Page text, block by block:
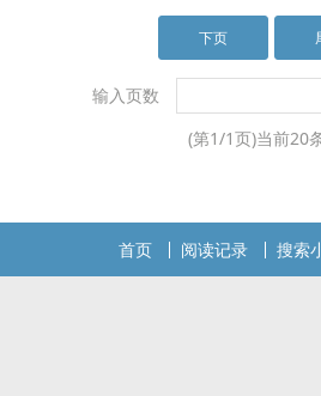
癖呢？主剧情，H应该
八方来！！， xing子淡，有时候一genjin，感情迟
钝的灵VSzuo事认真，
队长慕容涟VS江尧慕容
个普通人为何能解开封
的，不过没关系，她很
是她的人呢？ding多是
下页
输入页数
(第1/1页)当前20
首页 阅读记录 搜索